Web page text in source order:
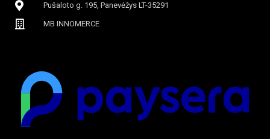
Pušaloto g. 195, Panevėžys LT-35291
MB INNOMERCE